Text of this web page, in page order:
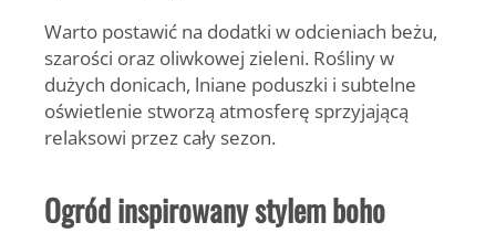
Warto postawić na dodatki w odcieniach beżu,
szarości oraz oliwkowej zieleni. Rośliny w
dużych donicach, lniane poduszki i subtelne
oświetlenie stworzą atmosferę sprzyjającą
relaksowi przez cały sezon.
Ogród inspirowany stylem boho